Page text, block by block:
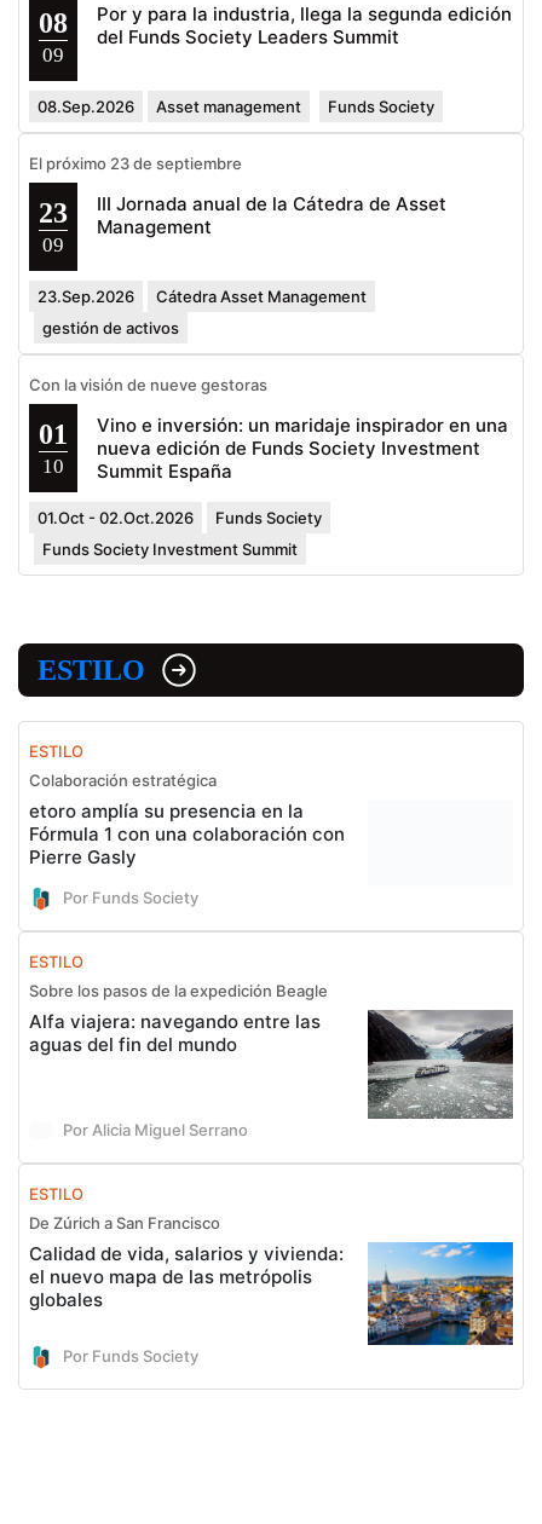
08
09
Por y para la industria, llega la segunda edición
del Funds Society Leaders Summit
08.Sep.2026 Asset management Funds Society
El próximo 23 de septiembre
23
09
III Jornada anual de la Cátedra de Asset
Management
23.Sep.2026
Cátedra Asset Management
gestión de activos
Con la visión de nueve gestoras
01
10
Vino e inversión: un maridaje inspirador en una
nueva edición de Funds Society Investment
Summit España
01.Oct - 02.Oct.2026
Funds Society
Funds Society Investment Summit
ESTILO
ESTILO
Colaboración estratégica
etoro amplía su presencia en la
Fórmula 1 con una colaboración con
Pierre Gasly
Por Funds Society
ESTILO
Sobre los pasos de la expedición Beagle
Alfa viajera: navegando entre las
aguas del fin del mundo
Por Alicia Miguel Serrano
ESTILO
De Zúrich a San Francisco
Calidad de vida, salarios y vivienda:
el nuevo mapa de las metrópolis
globales
Por Funds Society